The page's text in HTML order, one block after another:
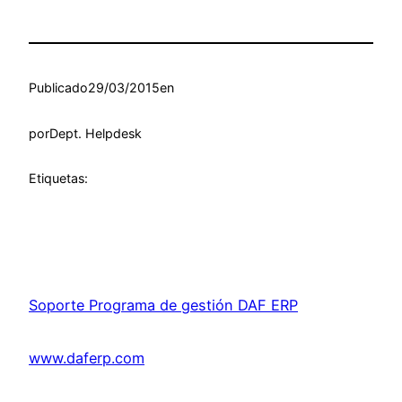
Publicado29/03/2015en
porDept. Helpdesk
Etiquetas:
Soporte Programa de gestión DAF ERP
www.daferp.com